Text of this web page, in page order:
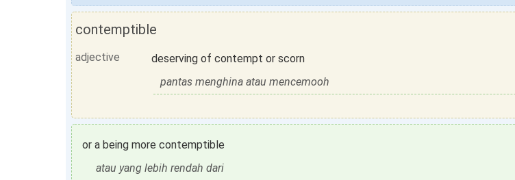
contemptible
adjective
deserving of contempt or scorn
pantas menghina atau mencemooh
or a being more contemptible
atau yang lebih rendah dari